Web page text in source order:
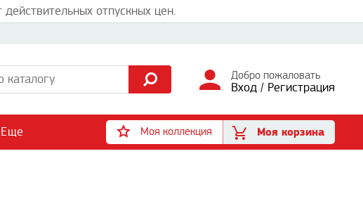
отпускных цен.
Добро пожаловать
Вход / Регистрация
Еще Моя коллекция Моя корзина